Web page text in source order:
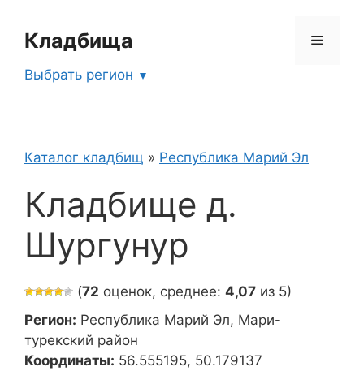
содержимому
Кладбища Меню
Выбрать регион
Каталог кладбищ » Республика Марий Эл
Кладбище д.
Шургунур
(72 оценок, среднее: 4,07 из 5)
Регион: Республика Марий Эл, Мари-
турекский район
Координаты: 56.555195, 50.179137